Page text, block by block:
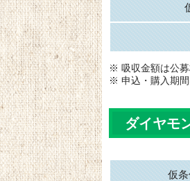
※ 吸収金額は公募
※ 申込・購入期間
ダイヤモ
仮